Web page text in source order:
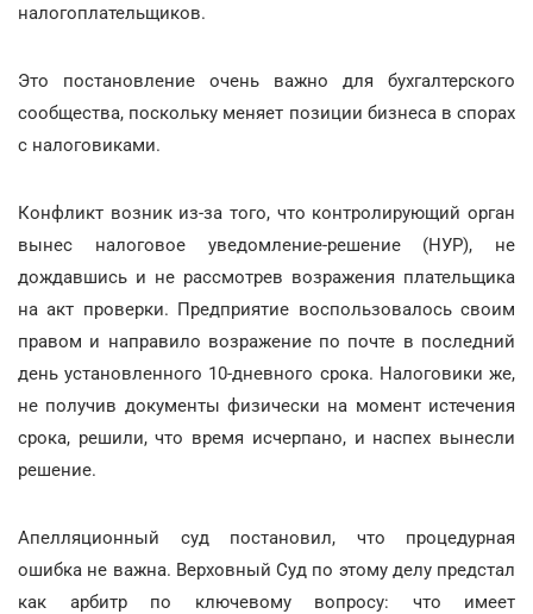
налогоплательщиков.
Это постановление очень важно для бухгалтерского
сообщества, поскольку меняет позиции бизнеса в спорах
с налоговиками.
Конфликт возник из-за того, что контролирующий орган
вынес налоговое уведомление-решение (НУР), не
дождавшись и не рассмотрев возражения плательщика
на акт проверки. Предприятие воспользовалось своим
правом и направило возражение по почте в последний
день установленного 10-дневного срока. Налоговики же,
не получив документы физически на момент истечения
срока, решили, что время исчерпано, и наспех вынесли
решение.
Апелляционный суд постановил, что процедурная
ошибка не важна. Верховный Суд по этому делу предстал
как арбитр по ключевому вопросу: что имеет